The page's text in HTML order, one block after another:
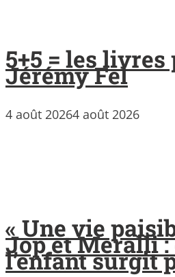
5+5 = les livres
Jérémy Fel
4 août 20264 août 2026
« Une vie
Jop et Meralli :
l’enfant surgit